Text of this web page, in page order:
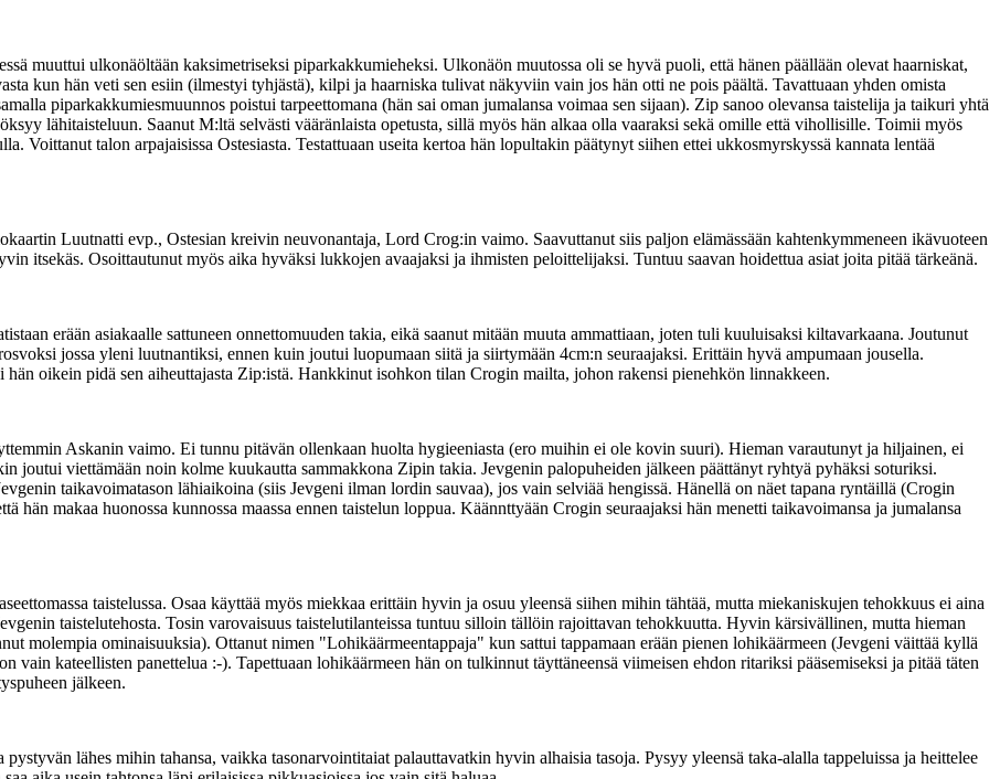
muuttui ulkonäöltään kaksimetriseksi piparkakkumieheksi. Ulkonäön muutossa oli se hyvä puoli, että hänen päällään olevat haarniskat,
kun hän veti sen esiin (ilmestyi tyhjästä), kilpi ja haarniska tulivat näkyviin vain jos hän otti ne pois päältä. Tavattuaan yhden omista
piparkakkumiesmuunnos poistui tarpeettomana (hän sai oman jumalansa voimaa sen sijaan). Zip sanoo olevansa taistelija ja taikuri yhtä
lähitaisteluun. Saanut M:ltä selvästi vääränlaista opetusta, sillä myös hän alkaa olla vaaraksi sekä omille että vihollisille. Toimii myös
Voittanut talon arpajaisissa Ostesiasta. Testattuaan useita kertoa hän lopultakin päätynyt siihen ettei ukkosmyrskyssä kannata lentää
Luutnatti evp., Ostesian kreivin neuvonantaja, Lord Crog:in vaimo. Saavuttanut siis paljon elämässään kahtenkymmeneen ikävuoteen
itsekäs. Osoittautunut myös aika hyväksi lukkojen avaajaksi ja ihmisten peloittelijaksi. Tuntuu saavan hoidettua asiat joita pitää tärkeänä.
erään asiakaalle sattuneen onnettomuuden takia, eikä saanut mitään muuta ammattiaan, joten tuli kuuluisaksi kiltavarkaana. Joutunut
jossa yleni luutnantiksi, ennen kuin joutui luopumaan siitä ja siirtymään 4cm:n seuraajaksi. Erittäin hyvä ampumaan jousella.
oikein pidä sen aiheuttajasta Zip:istä. Hankkinut isohkon tilan Crogin mailta, johon rakensi pienehkön linnakkeen.
Askanin vaimo. Ei tunnu pitävän ollenkaan huolta hygieeniasta (ero muihin ei ole kovin suuri). Hieman varautunyt ja hiljainen, ei
joutui viettämään noin kolme kuukautta sammakkona Zipin takia. Jevgenin palopuheiden jälkeen päättänyt ryhtyä pyhäksi soturiksi.
taikavoimatason lähiaikoina (siis Jevgeni ilman lordin sauvaa), jos vain selviää hengissä. Hänellä on näet tapana ryntäillä (Crogin
hän makaa huonossa kunnossa maassa ennen taistelun loppua. Käännttyään Crogin seuraajaksi hän menetti taikavoimansa ja jumalansa
taistelussa. Osaa käyttää myös miekkaa erittäin hyvin ja osuu yleensä siihen mihin tähtää, mutta miekaniskujen tehokkuus ei aina
taistelutehosta. Tosin varovaisuus taistelutilanteissa tuntuu silloin tällöin rajoittavan tehokkuutta. Hyvin kärsivällinen, mutta hieman
molempia ominaisuuksia). Ottanut nimen "Lohikäärmeentappaja" kun sattui tappamaan erään pienen lohikäärmeen (Jevgeni väittää kyllä
vain kateellisten panettelua :-). Tapettuaan lohikäärmeen hän on tulkinnut täyttäneensä viimeisen ehdon ritariksi pääsemiseksi ja pitää täten
jälkeen.
lähes mihin tahansa, vaikka tasonarvointitaiat palauttavatkin hyvin alhaisia tasoja. Pysyy yleensä taka-alalla tappeluissa ja heittelee